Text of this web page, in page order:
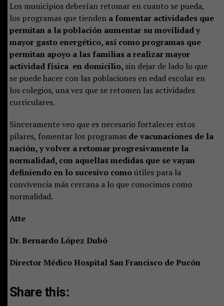
Los municipios deberían retomar en cuanto se pueda,
los programas que tienden a fomentar actividades que
permitan a la población aumentar su movilidad y
mayor gasto energético, así como programas que
permitan apoyo a las familias a realizar mayor
actividad física en domicilio, sin dejar de lado lo que
se puede hacer con las poblaciones en edad escolar en
los colegios, una vez que se retomen las actividades
curriculares.
Sinceramente veo que es necesario fortalecer estos
pilares, fomentar los programasde vacunaciones de la
nación, y volver a retomar progresivamente la
normalidad, con aquellas medidas que se vayan
definiendo en lo sucesivo comoútiles para la
convivencia más cercana a lo que conocimos como
normalidad.
Atte
Dr. Bernardo López Dubó
Director Médico Hospital San Francisco de Pucón
Share this: